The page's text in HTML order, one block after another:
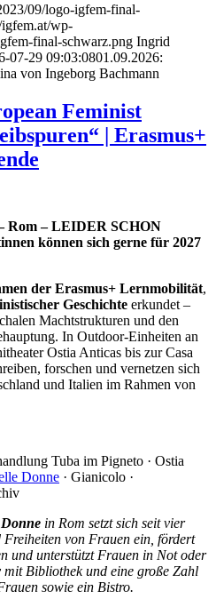
09/logo-igfem-final-
wp-
final-schwarz.png Ingrid
07-29 09:03:0801.09.2026:
von Ingeborg Bachmann
Feminist
| Erasmus+
Rom – LEIDER SCHON
können sich gerne für 2027
der Erasmus+ Lernmobilität,
Geschichte erkundet –
Machtstrukturen und den
In Outdoor-Einheiten an
Ostia Anticas bis zur Casa
forschen und vernetzen sich
und Italien im Rahmen von
Tuba im Pigneto · Ostia
Donne · Gianicolo ·
in Rom setzt sich seit vier
Freiheiten von Frauen ein, fördert
und unterstützt Frauen in Not oder
Bibliothek und eine große Zahl
sowie ein Bistro.